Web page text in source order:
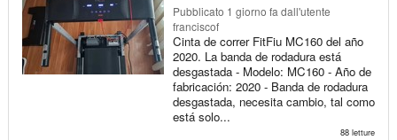
Pubblicato 1 giorno fa dall'utente
franciscof
Cinta de correr FitFiu MC160 del año
2020. La banda de rodadura está
desgastada - Modelo: MC160 - Año de
fabricación: 2020 - Banda de rodadura
desgastada, necesita cambio, tal como
está solo...
88 letture